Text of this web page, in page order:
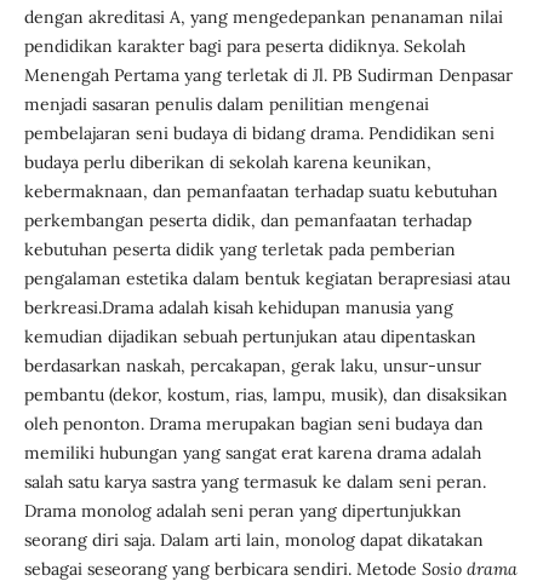
dengan akreditasi A, yang mengedepankan penanaman nilai
pendidikan karakter bagi para peserta didiknya. Sekolah
Menengah Pertama yang terletak di Jl. PB Sudirman Denpasar
menjadi sasaran penulis dalam penilitian mengenai
pembelajaran seni budaya di bidang drama. Pendidikan seni
budaya perlu diberikan di sekolah karena keunikan,
kebermaknaan, dan pemanfaatan terhadap suatu kebutuhan
perkembangan peserta didik, dan pemanfaatan terhadap
kebutuhan peserta didik yang terletak pada pemberian
pengalaman estetika dalam bentuk kegiatan berapresiasi atau
berkreasi.Drama adalah kisah kehidupan manusia yang
kemudian dijadikan sebuah pertunjukan atau dipentaskan
berdasarkan naskah, percakapan, gerak laku, unsur-unsur
pembantu (dekor, kostum, rias, lampu, musik), dan disaksikan
oleh penonton. Drama merupakan bagian seni budaya dan
memiliki hubungan yang sangat erat karena drama adalah
salah satu karya sastra yang termasuk ke dalam seni peran.
Drama monolog adalah seni peran yang dipertunjukkan
seorang diri saja. Dalam arti lain, monolog dapat dikatakan
sebagai seseorang yang berbicara sendiri. Metode Sosio drama